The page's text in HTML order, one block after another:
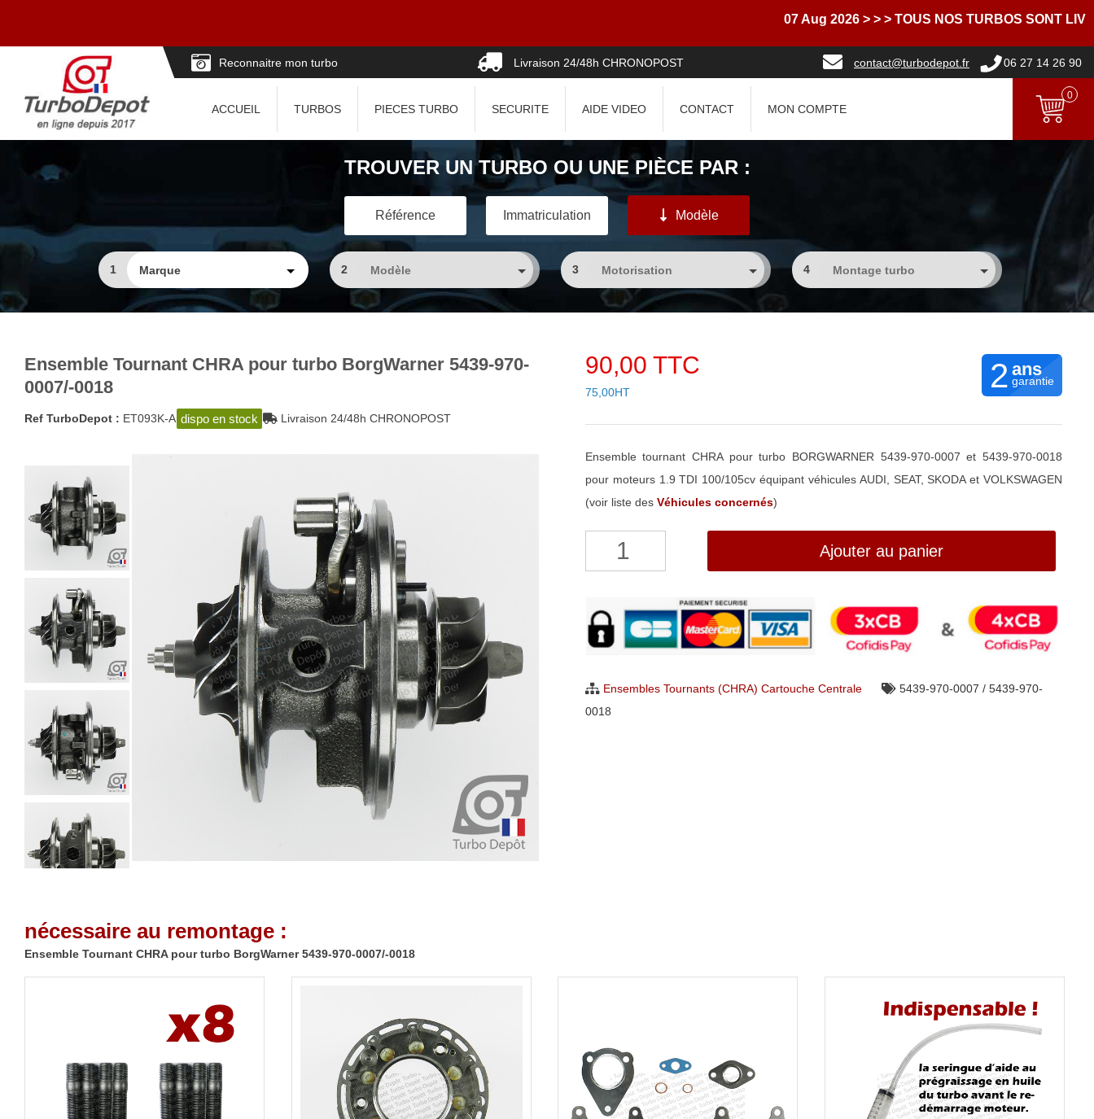
07 Aug 2026 > > > TOUS NOS TURBOS SONT LIVRES
Reconnaitre mon turbo Livraison 24/48h CHRONOPOST contact@turbodepot.fr 06 27 14 26 90
ACCUEIL TURBOS PIECES TURBO SECURITE AIDE VIDEO CONTACT MON COMPTE
0
TROUVER UN TURBO OU UNE PIÈCE PAR :
Référence Immatriculation Modèle
1 2 3 4
Ensemble Tournant CHRA pour turbo BorgWarner 5439-970-
0007/-0018
Ref TurboDepot : ET093K-A dispo en stock Livraison 24/48h CHRONOPOST
90,00 TTC
75,00HT 2 ans
garantie
Ensemble tournant CHRA pour turbo BORGWARNER 5439-970-0007 et 5439-970-0018
pour moteurs 1.9 TDI 100/105cv équipant véhicules AUDI, SEAT, SKODA et VOLKSWAGEN
(voir liste des Véhicules concernés)
quantité
Tournant
CHRA
Ajouter au panier
Ensembles Tournants (CHRA) Cartouche Centrale
5439-970-0007 / 5439-970-
0018
nécessaire au remontage :
Ensemble Tournant CHRA pour turbo BorgWarner 5439-970-0007/-0018